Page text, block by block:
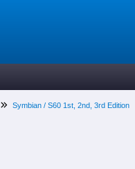
Symbian / S60 1st, 2nd, 3rd Edition